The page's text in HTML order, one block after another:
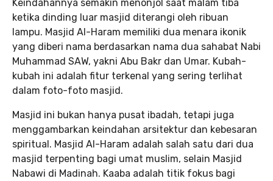
Keindahannya semakin menonjol saat malam tiba
ketika dinding luar masjid diterangi oleh ribuan
lampu. Masjid Al-Haram memiliki dua menara ikonik
yang diberi nama berdasarkan nama dua sahabat Nabi
Muhammad SAW, yakni Abu Bakr dan Umar. Kubah-
kubah ini adalah fitur terkenal yang sering terlihat
dalam foto-foto masjid.
Masjid ini bukan hanya pusat ibadah, tetapi juga
menggambarkan keindahan arsitektur dan kebesaran
spiritual. Masjid Al-Haram adalah salah satu dari dua
masjid terpenting bagi umat muslim, selain Masjid
Nabawi di Madinah. Kaaba adalah titik fokus bagi